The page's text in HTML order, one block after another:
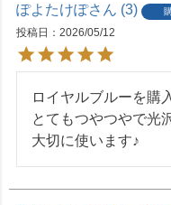
ぽよたけぽ 3
投稿日
2026/05/12
ロイヤルブルーを購
とてもつやつやで光
大切に使います♪